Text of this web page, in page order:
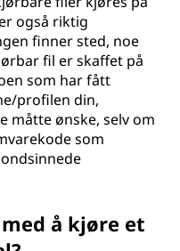
også riktig
finner sted, noe
fil er skaffet på
som har fått
profilen din,
måtte ønske, selv om
som
å kjøre et